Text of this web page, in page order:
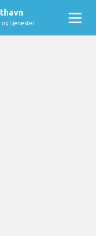
tjenester